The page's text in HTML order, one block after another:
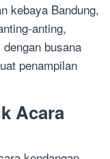
kebaya Bandung,
anting,
busana
penampilan
Acara